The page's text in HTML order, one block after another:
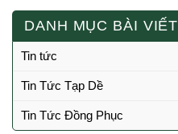
DANH MỤC BÀI VIẾT
Tin tức
Tin Tức Tạp Dề
Tin Tức Đồng Phục